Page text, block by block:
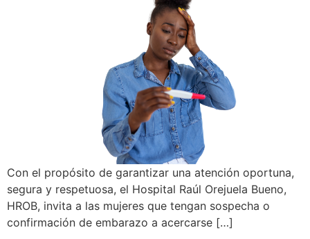
Con el propósito de garantizar una atención oportuna,
segura y respetuosa, el Hospital Raúl Orejuela Bueno,
HROB, invita a las mujeres que tengan sospecha o
confirmación de embarazo a acercarse […]